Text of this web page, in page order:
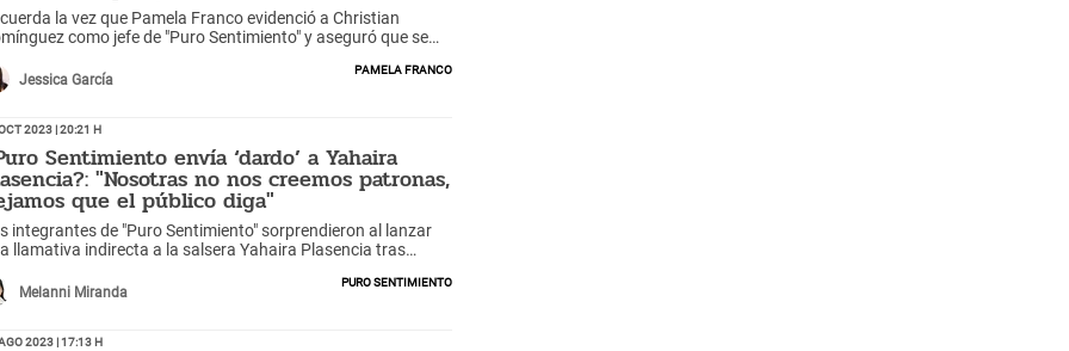
la vez que Pamela Franco evidenció a Christian
como jefe de "Puro Sentimiento" y aseguró que se
su pareja.
Jessica García
Pamela Franco
2023 | 20:21 h
Sentimiento envía ‘dardo’ a Yahaira
"Nosotras no nos creemos patronas,
que el público diga"
integrantes de "Puro Sentimiento" sorprendieron al lanzar
llamativa indirecta a la salsera Yahaira Plasencia tras
entre ellas, marcando distancia de otros
¿Qué más dijeron sobre ella?
Melanni Miranda
Puro Sentimiento
2023 | 17:13 h